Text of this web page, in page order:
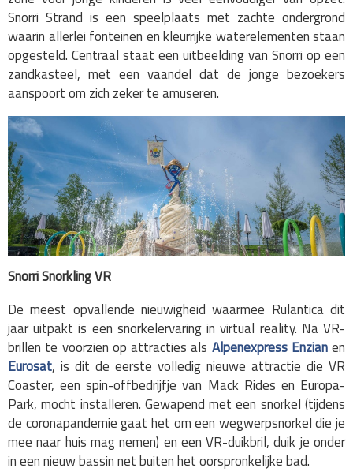
Snorri Strand is een speelplaats met zachte ondergrond
waarin allerlei fonteinen en kleurrijke waterelementen staan
opgesteld. Centraal staat een uitbeelding van Snorri op een
zandkasteel, met een vaandel dat de jonge bezoekers
aanspoort om zich zeker te amuseren.
Snorri Snorkling VR
De meest opvallende nieuwigheid waarmee Rulantica dit
jaar uitpakt is een snorkelervaring in virtual reality. Na VR-
brillen te voorzien op attracties als Alpenexpress Enzianen
Eurosat, is dit de eerste volledig nieuwe attractie die VR
Coaster, een spin-offbedrijfje van Mack Rides en Europa-
Park, mocht installeren. Gewapend met een snorkel (tijdens
de coronapandemie gaat het om een wegwerpsnorkel die je
mee naar huis mag nemen) en een VR-duikbril, duik je onder
in een nieuw bassin net buiten het oorspronkelijke bad.